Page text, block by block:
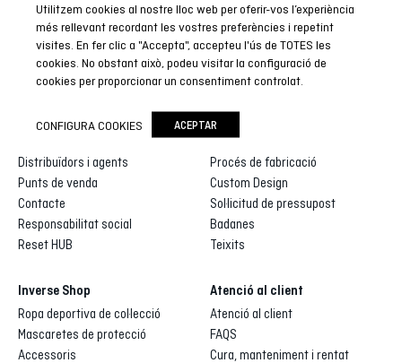
reportatges i promocions especials.
SUBSCRIURE’M ARA
Inverse
Distribuïdors i agents
Punts de venda
Contacte
Responsabilitat social
Reset HUB
Inverse custom
Galeria de dissenys
Procés de fabricació
Custom Design
Sol·licitud de pressupost
Badanes
Teixits
Inverse Shop
Ropa deportiva de col·lecció
Mascaretes de protecció
Accessoris
Atenció al client
Atenció al client
FAQS
Cura, manteniment i rentat
Utilitzem cookies al nostre lloc web per oferir-vos l’experiència
més rellevant recordant les vostres preferències i repetint
visites. En fer clic a "Accepta", accepteu l'ús de TOTES les
cookies. No obstant això, podeu visitar la configuració de
cookies per proporcionar un consentiment controlat.
CONFIGURA COOKIES ACEPTAR